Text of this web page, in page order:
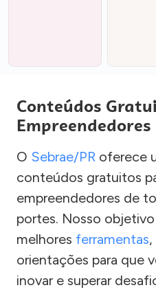
Conteúdos
O Sebrae/PR oferece
conteúdos gratuitos
empreendedores de
portes. Nosso
melhores ferramentas
orientações para que
inovar e superar